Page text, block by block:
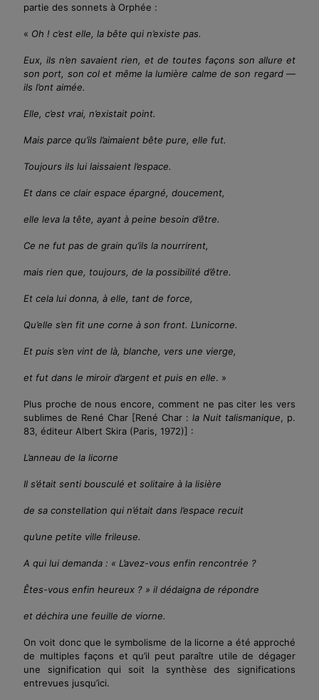
partie des sonnets à Orphée :
« Oh ! c’est elle, la bête qui n’existe pas.
Eux, ils n’en savaient rien, et de toutes façons son allure et
son port, son col et même la lumière calme de son regard —
ils l’ont aimée.
Elle, c’est vrai, n’existait point.
Mais parce qu’ils l’aimaient bête pure, elle fut.
Toujours ils lui laissaient l’espace.
Et dans ce clair espace épargné, doucement,
elle leva la tête, ayant à peine besoin d’être.
Ce ne fut pas de grain qu’ils la nourrirent,
mais rien que, toujours, de la possibilité d’être.
Et cela lui donna, à elle, tant de force,
Qu’elle s’en fit une corne à son front. L’unicorne.
Et puis s’en vint de là, blanche, vers une vierge,
et fut dans le miroir d’argent et puis en elle. »
Plus proche de nous encore, comment ne pas citer les vers
sublimes de René Char [René Char : la Nuit talismanique , p.
83, éditeur Albert Skira (Paris, 1972)] :
L’anneau de la licorne
Il s’était senti bousculé et solitaire à la lisière
de sa constellation qui n’était dans l’espace recuit
qu’une petite ville frileuse.
A qui lui demanda : « L’avez-vous enfin rencontrée ?
Êtes-vous enfin heureux ? » il dédaigna de répondre
et déchira une feuille de viorne.
On voit donc que le symbolisme de la licorne a été approché
de multiples façons et qu’il peut paraître utile de dégager
une signification qui soit la synthèse des significations
entrevues jusqu’ici.